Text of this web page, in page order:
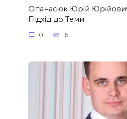
Опанасюк Юрій
Підхід до Теми
0 6